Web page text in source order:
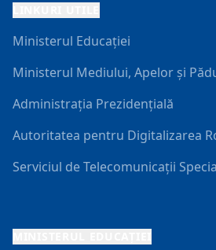
Ministerul Educației
Ministerul Mediului, Apelor și
Administrația Prezidențială
Autoritatea pentru Digitalizarea
Serviciul de Telecomunicații